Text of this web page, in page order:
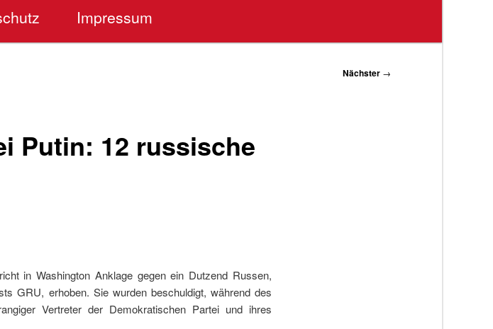
Impressum
Nächster →
Putin: 12 russische
in Washington Anklage gegen ein Dutzend Russen,
GRU, erhoben. Sie wurden beschuldigt, während des
Vertreter der Demokratischen Partei und ihres